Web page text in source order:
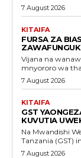
7 August 2026
KITAIFA
FURSA ZA
Vijana na
7 August 2026
KITAIFA
GST
KUVUTIA
Na Mwandishi Wetu TAASISI ya Jiolojia na Utafiti
Tanzania (GST)
7 August 2026